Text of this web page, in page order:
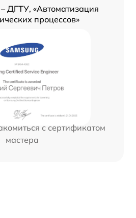
ДГТУ, «Автоматизация
процессов»
с сертификатом
мастера